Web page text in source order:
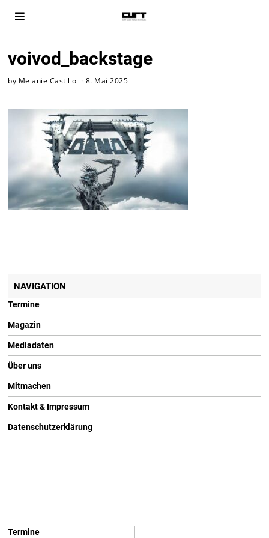
voivod_backstage
by Melanie Castillo 8. Mai 2025
NAVIGATION
Termine
Magazin
Mediadaten
Über uns
Mitmachen
Kontakt & Impressum
Datenschutzerklärung
Termine